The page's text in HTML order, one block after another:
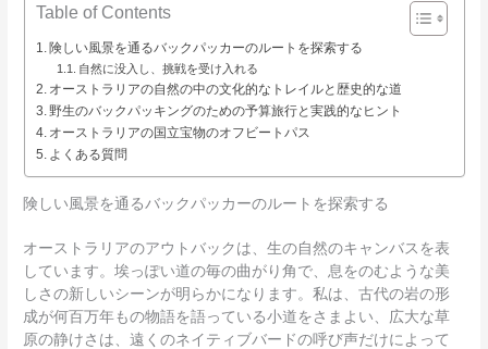
Table of Contents
険しい風景を通るバックパッカーのルートを探索する
自然に没入し、挑戦を受け入れる
オーストラリアの自然の中の文化的なトレイルと歴史的な道
野生のバックパッキングのための予算旅行と実践的なヒント
オーストラリアの国立宝物のオフビートパス
よくある質問
険しい風景を通るバックパッカーのルートを探索する
オーストラリアのアウトバックは、生の自然のキャンバスを表
しています。埃っぽい道の毎の曲がり角で、息をのむような美
しさの新しいシーンが明らかになります。私は、古代の岩の形
成が何百万年もの物語を語っている小道をさまよい、広大な草
原の静けさは、遠くのネイティブバードの呼び声だけによって